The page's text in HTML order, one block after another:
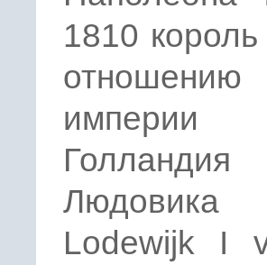
1810
отношению
империи
Lodewijk I